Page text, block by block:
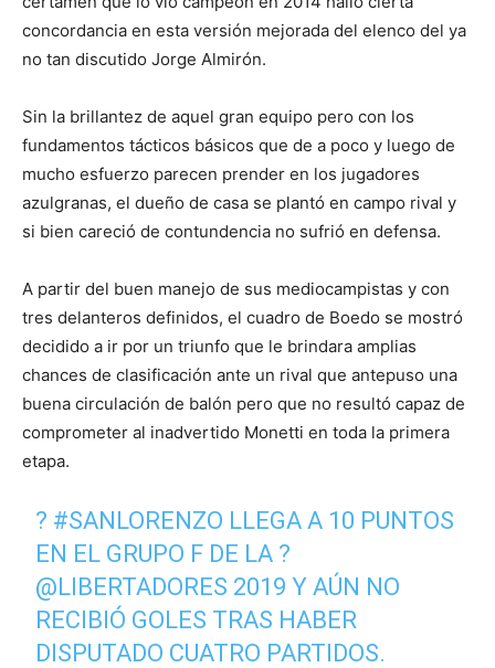
concordancia en esta versión mejorada del elenco del ya
no tan discutido Jorge Almirón.
Sin la brillantez de aquel gran equipo pero con los
fundamentos tácticos básicos que de a poco y luego de
mucho esfuerzo parecen prender en los jugadores
azulgranas, el dueño de casa se plantó en campo rival y
si bien careció de contundencia no sufrió en defensa.
A partir del buen manejo de sus mediocampistas y con
tres delanteros definidos, el cuadro de Boedo se mostró
decidido a ir por un triunfo que le brindara amplias
chances de clasificación ante un rival que antepuso una
buena circulación de balón pero que no resultó capaz de
comprometer al inadvertido Monetti en toda la primera
etapa.
? #SANLORENZO LLEGA A 10 PUNTOS
EN EL GRUPO F DE LA ?
@LIBERTADORES 2019 Y AÚN NO
RECIBIÓ GOLES TRAS HABER
DISPUTADO CUATRO PARTIDOS.